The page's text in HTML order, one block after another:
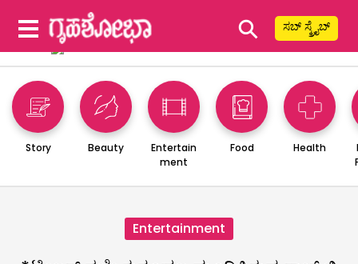
⚲ ಸಬ್ ಸ್ಕ್ರೈಬ್
Story Beauty
Entertain
ment
Food Health
Entertainment